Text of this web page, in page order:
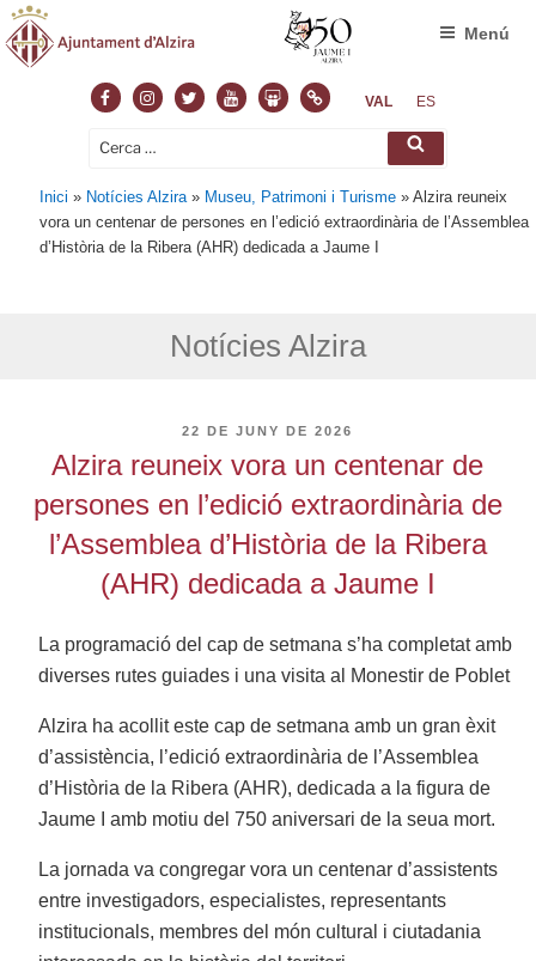
FacebookInstagram
TwitterYoutubeSlideshare
NormasVAL ES
Cerca: Cerca
Menú
Inici » Notícies Alzira » Museu, Patrimoni i Turisme »Alzira reuneix
vora un centenar de persones en l’edició extraordinària de l’Assemblea
d’Història de la Ribera (AHR) dedicada a Jaume I
Notícies Alzira
PUBLICAT
22 DE JUNY DE 2026
Alzira reuneix vora un centenar de
persones en l’edició extraordinària de
l’Assemblea d’Història de la Ribera
(AHR) dedicada a Jaume I
La programació del cap de setmana s’ha completat amb
diverses rutes guiades i una visita al Monestir de Poblet
Alzira ha acollit este cap de setmana amb un gran èxit
d’assistència, l’edició extraordinària de l’Assemblea
d’Història de la Ribera (AHR), dedicada a la figura de
Jaume I amb motiu del 750 aniversari de la seua mort.
La jornada va congregar vora un centenar d’assistents
entre investigadors, especialistes, representants
institucionals, membres del món cultural i ciutadania